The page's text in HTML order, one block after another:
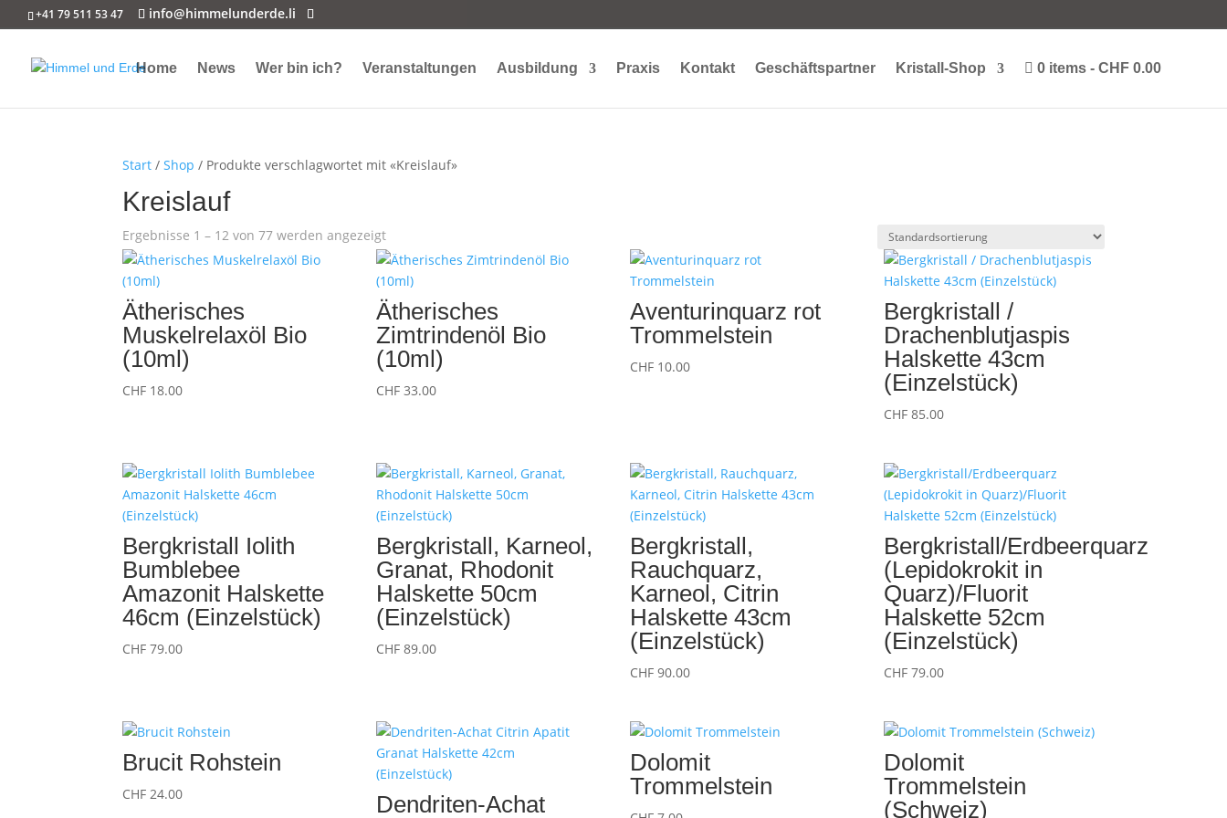
+41 79 511 53 47 info@himmelunderde.li
Home News Wer bin ich? Veranstaltungen Ausbildung Praxis Kontakt Geschäftspartner Kristall-Shop 0 items CHF 0.00
Start /Shop / Produkte verschlagwortet mit «Kreislauf»
Kreislauf
Ergebnisse 1 – 12 von 77 werden angezeigt
Ätherisches
Muskelrelaxöl Bio
(10ml)
CHF 18.00
Ätherisches
Zimtrindenöl Bio
(10ml)
CHF 33.00
Aventurinquarz rot
Trommelstein
CHF 10.00
Bergkristall /
Drachenblutjaspis
Halskette 43cm
(Einzelstück)
CHF 85.00
Bergkristall Iolith
Bumblebee
Amazonit Halskette
46cm (Einzelstück)
CHF 79.00
Bergkristall, Karneol,
Granat, Rhodonit
Halskette 50cm
(Einzelstück)
CHF 89.00
Bergkristall,
Rauchquarz,
Karneol, Citrin
Halskette 43cm
(Einzelstück)
CHF 90.00
Bergkristall/Erdbeerquarz
(Lepidokrokit in
Quarz)/Fluorit
Halskette 52cm
(Einzelstück)
CHF 79.00
Brucit Rohstein
CHF 24.00
Dendriten-Achat
Dolomit
Trommelstein
Dolomit
Trommelstein
(Schweiz)